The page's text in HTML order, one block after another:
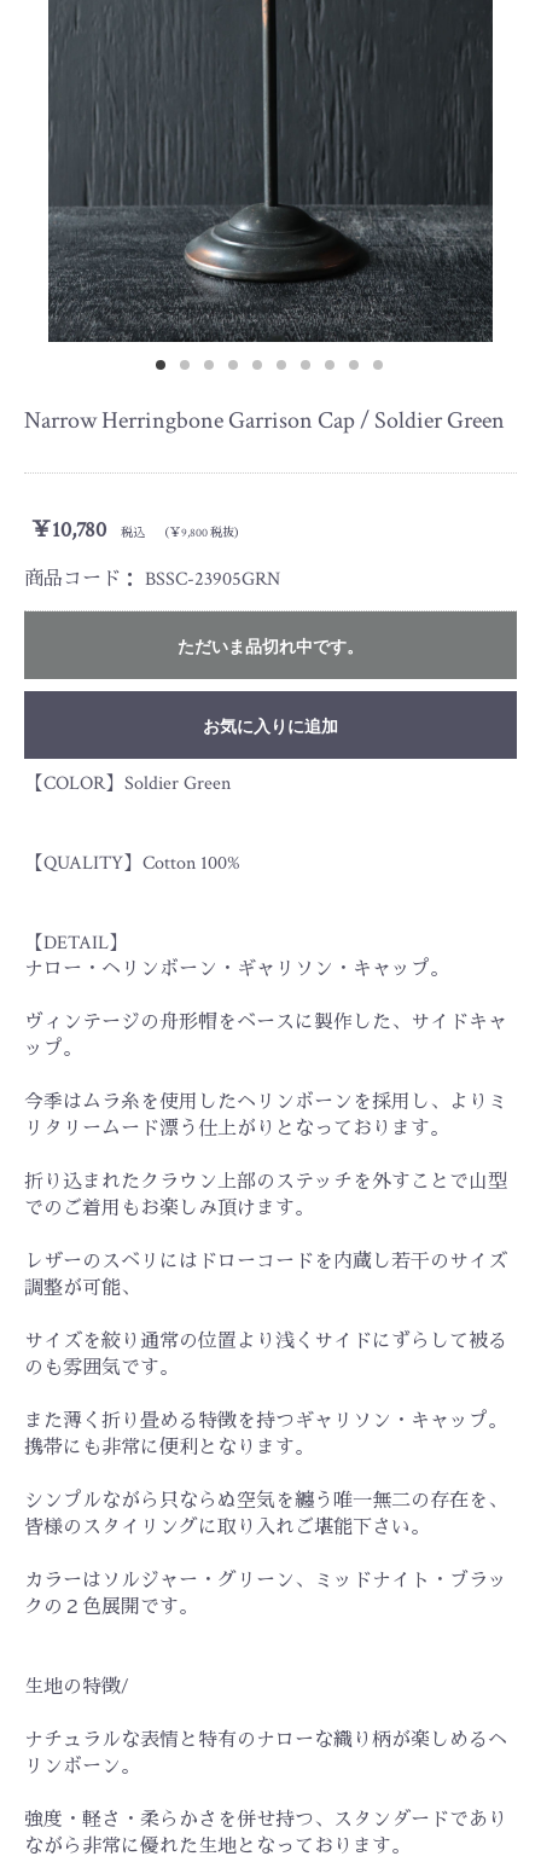
Narrow Herringbone Garrison Cap / Soldier Green
￥10,780 税込 （￥9,800 税抜）
商品コード： BSSC-23905GRN
ただいま品切れ中です。
お気に入りに追加
【COLOR】Soldier Green
【QUALITY】Cotton 100%
【DETAIL】
ナロー・ヘリンボーン・ギャリソン・キャップ。
ヴィンテージの舟形帽をベースに製作した、サイドキャ
ップ。
今季はムラ糸を使用したヘリンボーンを採用し、よりミ
リタリームード漂う仕上がりとなっております。
折り込まれたクラウン上部のステッチを外すことで山型
でのご着用もお楽しみ頂けます。
レザーのスベリにはドローコードを内蔵し若干のサイズ
調整が可能、
サイズを絞り通常の位置より浅くサイドにずらして被る
のも雰囲気です。
また薄く折り畳める特徴を持つギャリソン・キャップ。
携帯にも非常に便利となります。
シンプルながら只ならぬ空気を纏う唯一無二の存在を、
皆様のスタイリングに取り入れご堪能下さい。
カラーはソルジャー・グリーン、ミッドナイト・ブラッ
クの２色展開です。
生地の特徴/
ナチュラルな表情と特有のナローな織り柄が楽しめるヘ
リンボーン。
強度・軽さ・柔らかさを併せ持つ、スタンダードであり
ながら非常に優れた生地となっております。